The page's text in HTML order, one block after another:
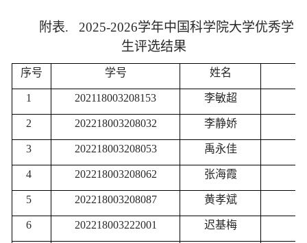
附表. 2025-2026学年中国科学院大学优秀学
生评选结果
序号 学号 姓名
1 202118003208153 李敏超
2 202218003208032 李静娇
3 202218003208053 禹永佳
4 202218003208062 张海霞
5 202218003208087 黄孝斌
6 202218003222001 迟基梅